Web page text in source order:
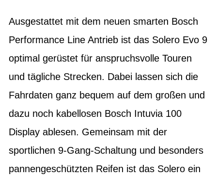
Ausgestattet mit dem neuen smarten Bosch
Performance Line Antrieb ist das Solero Evo 9
optimal gerüstet für anspruchsvolle Touren
und tägliche Strecken. Dabei lassen sich die
Fahrdaten ganz bequem auf dem großen und
dazu noch kabellosen Bosch Intuvia 100
Display ablesen. Gemeinsam mit der
sportlichen 9-Gang-Schaltung und besonders
pannengeschützten Reifen ist das Solero ein